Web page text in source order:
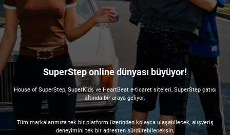
SuperStep online dünyası büyüyor!
House of SuperStep, SuperKids ve HeartBeat e-ticaret siteleri, SuperStep çatısı
altında bir araya geliyor.
Tüm markalarımıza tek bir platform üzerinden kolayca ulaşabilecek, alışveriş
deneyimini tek bir adresten sürdürebileceksin.